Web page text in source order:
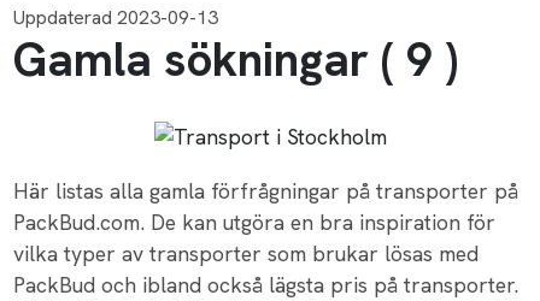
Uppdaterad 2023-09-13
Gamla sökningar ( 9 )
Här listas alla gamla förfrågningar på transporter på
PackBud.com. De kan utgöra en bra inspiration för
vilka typer av transporter som brukar lösas med
PackBud och ibland också lägsta pris på transporter.